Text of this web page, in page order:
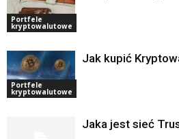
Portfele
kryptowalutowe
Portfele
kryptowalutowe
Jak kupić
Jaka jest sieć